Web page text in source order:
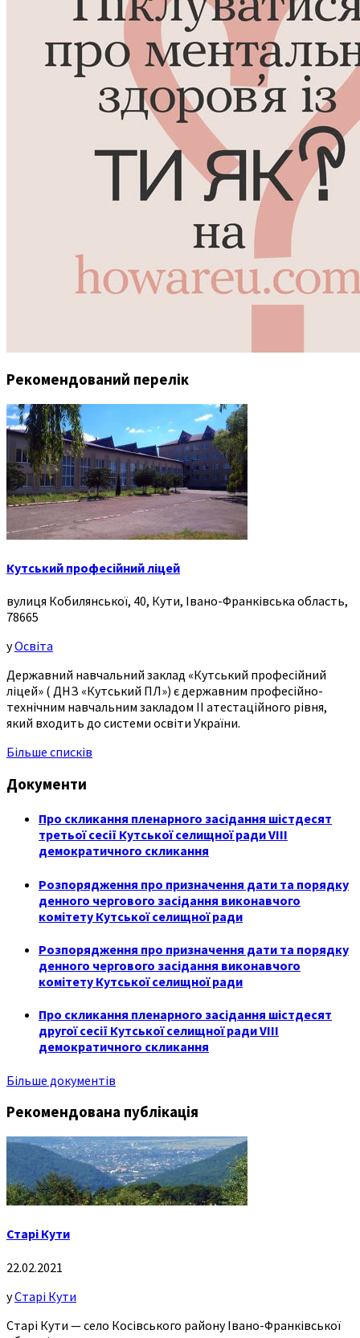
Рекомендований перелік
Кутський професійний ліцей
вулиця Кобилянської, 40, Кути, Івано-Франківська область,
78665
уОсвіта
Державний навчальний заклад «Кутський професійний
ліцей» ( ДНЗ «Кутський ПЛ») є державним професійно-
технічним навчальним закладом ІІ атестаційного рівня,
який входить до системи освіти України.
Більше списків
Документи
Про скликання пленарного засідання шістдесят
третьої сесії Кутської селищної ради VIII
демократичного скликання
Розпорядження про призначення дати та порядку
денного чергового засідання виконавчого
комітету Кутської селищної ради
Розпорядження про призначення дати та порядку
денного чергового засідання виконавчого
комітету Кутської селищної ради
Про скликання пленарного засідання шістдесят
другої сесії Кутської селищної ради VIII
демократичного скликання
Більше документів
Рекомендована публікація
Старі Кути
22.02.2021
уСтарі Кути
Старі Кути — село Косівського району Івано-Франківської